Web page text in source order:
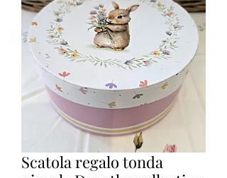
Scatola regalo tonda